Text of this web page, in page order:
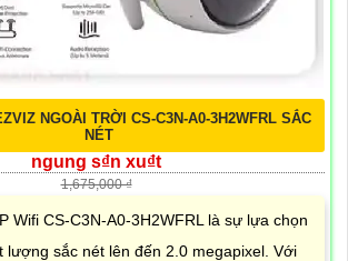
NGOÀI TRỜI CS-C3N-A0-3H2WFRL SẮC
NÉT
ngung s₫n xu₫t
1,675,000 ₫
Wifi CS-C3N-A0-3H2WFRL là sự lựa chọn
lượng sắc nét lên đến 2.0 megapixel. Với